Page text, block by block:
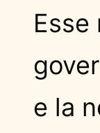
Esse
e la